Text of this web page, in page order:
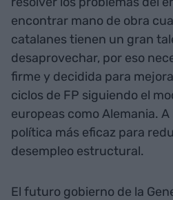
encontrar mano de obra
catalanes tienen un gran
desaprovechar, por eso
firme y decidida para
ciclos de FP siguiendo el
europeas como Alemania. A
política más eficaz para
desempleo estructural.
El futuro gobierno de la